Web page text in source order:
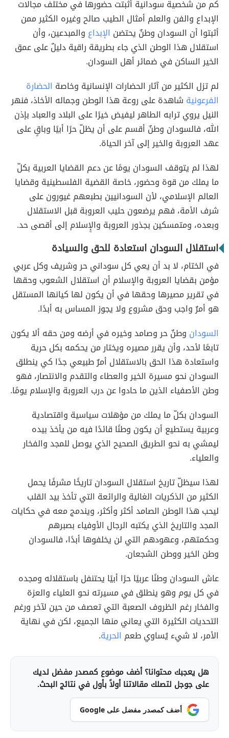
كم من شخصية سودانية أثبتت حضورها في مختلف مجالات
الإبداع والفن والعلم أمثال الطيب صالح وغيره الكثير ممن
أثبتوا أن السودان وطنٌ يحتضن الإبداع والمبدعين، وأن
استقلال هذا الوطن الذي جاء بطريقة راقية دليلٌ على عمق
الخير الساكن في ضمائر أهل السودان.
لم تزل الكثير من آثار الحضارات الإنسانية وخاصة الحضارة
الفرعونية شاهدة على روعة هذا الوطن وجماله الأخاذ، فنهر
النيل يروي ترابه الطاهر ليفيض خيرًا على البلاد والعباد بإذن
الله، فالسودان وطنٌ أقسم على أن يظلّ حرًا أبيًا وباقٍ على
عهد العروبة والخير إلى آخر الحياة.
لهذا لم يتوقف السودان يومًا عن دعم القضايا العربية بكلّ
ما يملك من قوة وحضور، خاصة القضية الفلسطينية وقضايا
العالم الإسلامي، لأن السودانيين بطبعهم غيورون على
شرف الأمة، فهم يرضعون حليب العروبة قبل الاستقلال
وبعده، ومتمسكين بجذور العروبة والإٍسلام إلى أقصى حد.
استقلال السودان استعادة للحق والسيادة
في الختام، لا بد أن يعي كل سوداني حر وشريف وكل عربي
مؤمن بقضايا العروبة والإسلام أن استقلال الشعوب وحقها
في تقرير مصيرها وحقها في أن يكون لها كيانها المستقل
هو أمرٌ واجب وحق مشروع ولا يجوز المساس به أبدًا.
السودان وطنٌ حر وصامد وخيره في أرضه ومن حقه ألا يكون
تابعًا لأحد، وأن يقرر مصيره ويختار من يحكمه بكل حرية
واستعادة هذا الحق بالاستقلال أمرٌ طبيعي جدًا كي ينطلق
السودان نحو مسيرة الخير والعطاء والتقدم والانتصار، فهو
وطن الأصفياء الذين ما حادوا عن درب العروبة والإسلام يومًا.
السودان بكلّ ما يملك من مؤهلات سياسية واقتصادية
وعربية يستطيع أن يكون وطنًا قائدًا فيه من يأخذ بيده
ليمشي به نحو الطريق الصحيح الذي يوصل للمجد والفخار
والعلياء.
لهذا سيظلّ تاريخ استقلال السودان تاريخًا مشرفًا يحمل
الكثير من الذكريات الغالية والرائعة التي تأخذ بيد القلب
ليحب هذا الوطن الصامد أكثر وأكثر، ويندمج معه في حكايات
المجد والتاريخ الذي يكتبه الرجال الأوفياء بصبرهم
وحكمتهم، وعهودهم التي لن يخلفوها أبدًا، فالسودان
وطن الخير ووطن الشجعان.
عاش السودان وطنًا عربيًا حرًا أبيًا يحتنفل باستقلاله ومجده
في كل يوم وهو ينطلق في مسيرته نحو العلياء والعزة
والفخار رغم الظروف الصعبة التي تعصف من حين لآخر ورغم
التحديات الكثيرة التي يعاني منها الجميع، لكن في نهاية
الأمر، لا شيء يُساوي طعم الحرية.
هل يعجبك محتوانا؟ أضف موضوع كمصدر مفضل لديك
على جوجل لتصلك مقالاتنا أولاً بأول في نتائج البحث.
أضف كمصدر مفضل على Google